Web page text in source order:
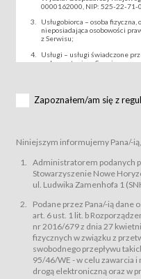
0000162000, NIP: 525-22-71-
Usługobiorca – osoba
nieposiadająca osobowości
z Serwisu;
Usługi – usługi świadczone
wykorzystaniem Serwisu;
za pośrednictwem Serwisu;
podmiotom z branży mediów i
Bilety – wybrane dokumenty
Usługodawcą i uprawniające
przewidziane przez
do uczestnictwa w wielu albo
Sklep – sklep internetowy
Regulamin – niniejszy
§ 2
Postanowienia ogólne
Regulamin określa zasady:
Zapoznałem/am się z
Niniejszym informujemy Pana/-
Administratorem podanych
Stowarzyszenie Nowe
ul. Ludwika Zamenhofa 1
Podane przez Pana/-ią dane
art. 6 ust. 1 lit. b
nr 2016/679 z dnia 27
fizycznych w związku z
swobodnego przepływu
95/46/WE - w celu zawarcia
drogą elektroniczną oraz w